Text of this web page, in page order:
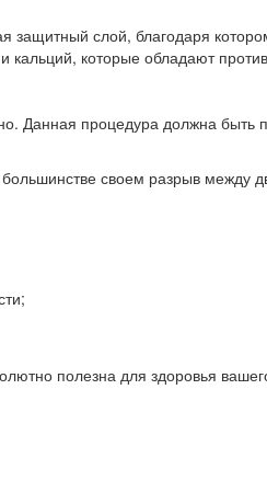
слой, благодаря
кальций, которые обладают
Данная процедура должна
своем разрыв между
полезна для здоровья